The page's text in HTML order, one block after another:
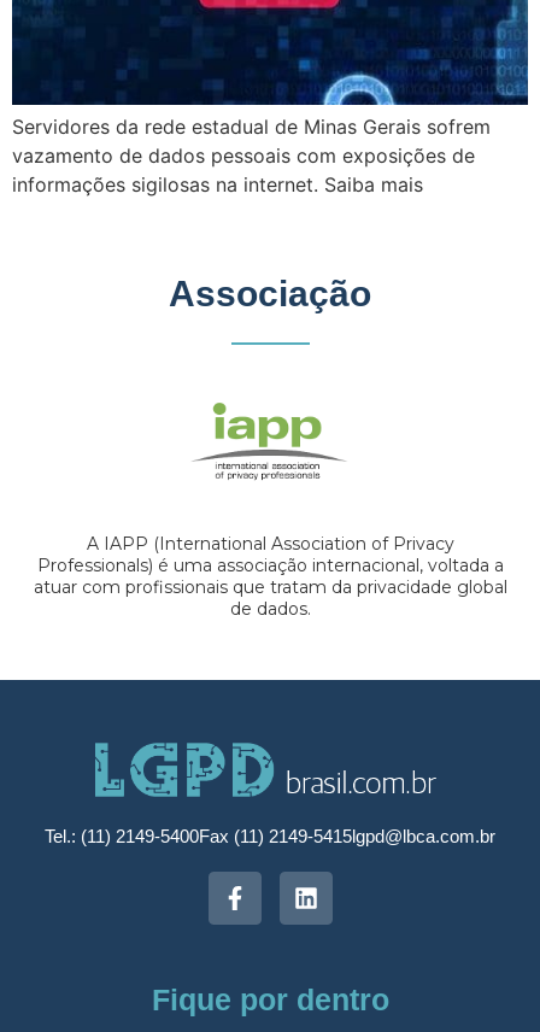
Servidores da rede estadual de Minas Gerais sofrem
vazamento de dados pessoais com exposições de
informações sigilosas na internet. Saiba mais
Associação
A IAPP (International Association of Privacy
Professionals) é uma associação internacional, voltada a
atuar com profissionais que tratam da privacidade global
de dados.
Tel.: (11) 2149-5400Fax (11) 2149-5415lgpd@lbca.com.br
Fique por dentro